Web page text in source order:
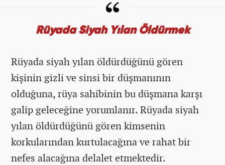
Rüyada Siyah Yılan Öldürmek
Rüyada siyah yılan öldürdüğünü gören
kişinin gizli ve sinsi bir düşmanının
olduğuna, rüya sahibinin bu düşmana karşı
galip geleceğine yorumlanır. Rüyada siyah
yılan öldürdüğünü gören kimsenin
korkularından kurtulacağına ve rahat bir
nefes alacağına delalet etmektedir.